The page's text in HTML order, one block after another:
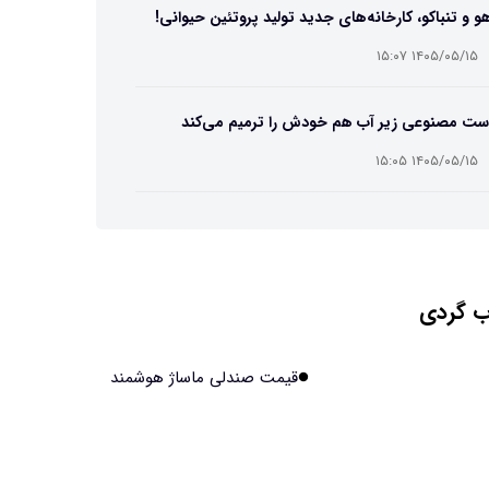
و تنباکو، کارخانه‌های جدید تولید پروتئین حیوانی!
۱۴۰۵/۰۵/۱۵ ۱۵:۰۷
مصنوعی زیر آب هم خودش را ترمیم می‌کند
۱۴۰۵/۰۵/۱۵ ۱۵:۰۵
فضایی چین به مرحله برداشت رسید
گردی
قیمت صندلی ماساژ هوشمند